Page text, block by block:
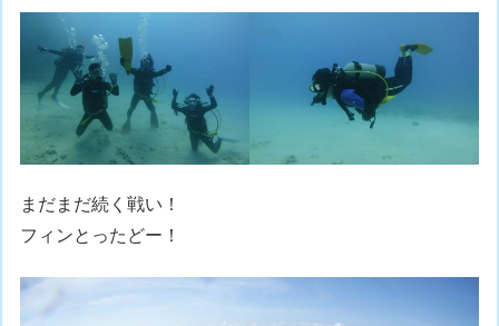
まだまだ続く戦い！
フィンとったどー！